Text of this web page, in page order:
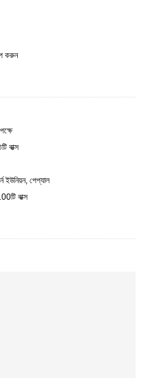
করুন
বাক্স
ইউনিয়ন, পেপ্যাল
বাক্স